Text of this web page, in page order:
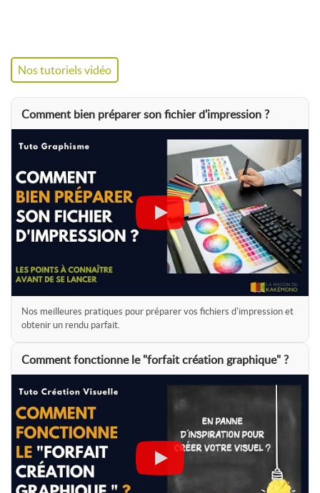
Nos tutoriels vidéo
Comment bien préparer son fichier d'impression ?
Nos meilleures pratiques pour préparer vos fichiers d'impression et
obtenir un rendu parfait.
Comment fonctionne le "forfait création graphique" ?